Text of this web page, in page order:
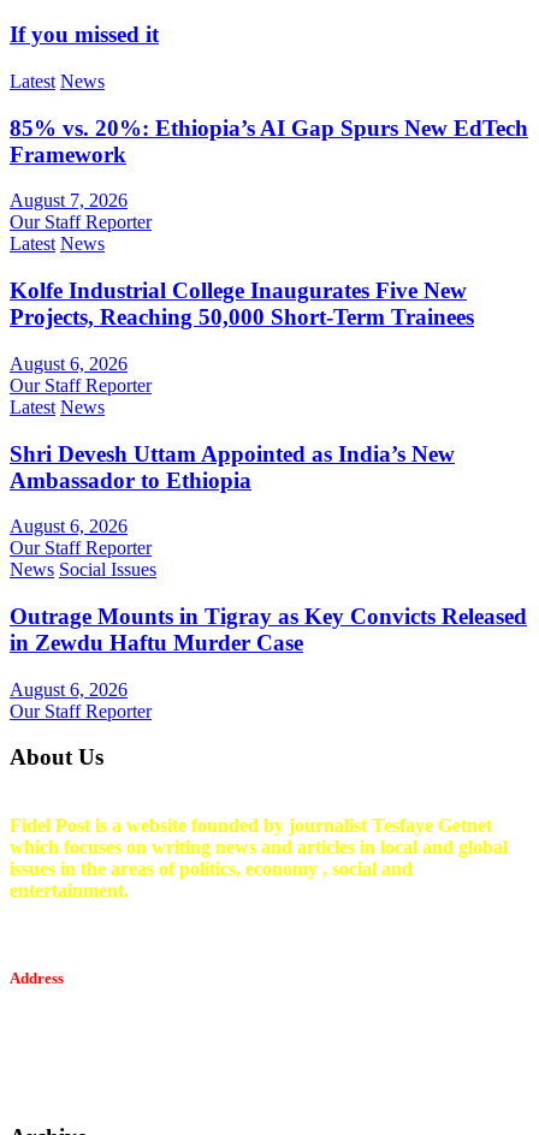
If you missed it
Latest News
85% vs. 20%: Ethiopia’s AI Gap Spurs New EdTech
Framework
August 7, 2026
Our Staff Reporter
Latest News
Kolfe Industrial College Inaugurates Five New
Projects, Reaching 50,000 Short-Term Trainees
August 6, 2026
Our Staff Reporter
Latest News
Shri Devesh Uttam Appointed as India’s New
Ambassador to Ethiopia
August 6, 2026
Our Staff Reporter
News Social Issues
Outrage Mounts in Tigray as Key Convicts Released
in Zewdu Haftu Murder Case
August 6, 2026
Our Staff Reporter
About Us
Fidel Post is a website founded by journalist Tesfaye Getnet
which focuses on writing news and articles in local and global
issues in the areas of politics, economy , social and
entertainment.
Address